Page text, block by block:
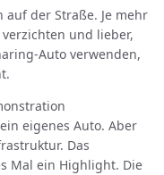
der Straße. Je mehr
und lieber,
Auto verwenden,
eigenes Auto. Aber
Das
Mal ein Highlight. Die